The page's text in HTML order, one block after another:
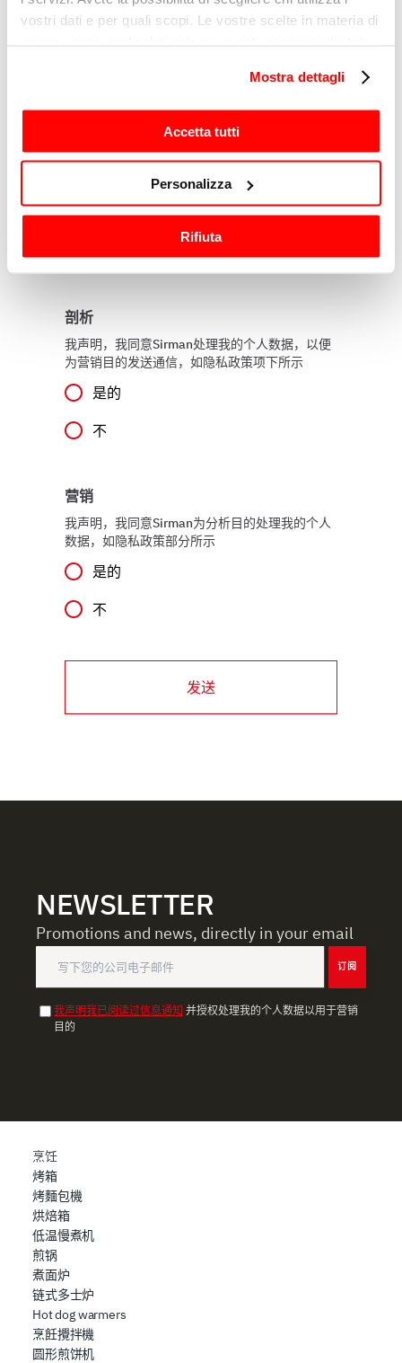
vostri dati e per quali scopi. Le vostre scelte in materia di
modificare o revocare il proprio consenso in qualsiasi
momento dalla Dichiarazione sui cookie o facendo clic
sull'icona di attivazione della privacy.
raccogliere informazioni sulla tua posizione
geografica, con un'approssimazione di qualche
Identificare il tuo dispositivo, scansionandolo
Approfondisci come vengono elaborati i tuoi dati personali
e imposta le tue preferenze nellasezione dettagli
modificare o ritirare il tuo consenso in qualsiasi momento
dalla Dichiarazione sui cookie.
Utilizziamo i cookie per garantire che l’utente possa
media e per analizzare il nostro traffico. Condividiamo
inoltre informazioni sul modo in cui l’utente utilizza il
nostro sito con i nostri partner che si occupano di analisi
dei dati web, pubblicità e social media, i quali potrebbero
che hanno raccolto dal suo utilizzo dei loro servizi.
Mostra dettagli
Accetta tutti
Personalizza
Rifiuta
原因
信息
剖析
我声明，我同意Sirman处理我的个人数据，以便
为营销目的发送通信，如隐私政策项下所示
是的
不
营销
我声明，我同意Sirman为分析目的处理我的个人
数据，如隐私政策部分所示
是的
不
发送
NEWSLETTER
Promotions and news, directly in your email
订阅
我声明我已阅读过信息通知 并授权处理我的个人数据以用于营销
目的
烹饪
烤箱
烤麵包機
烘焙箱
低温慢煮机
煎锅
煮面炉
链式多士炉
Hot dog warmers
烹飪攪拌機
圆形煎饼机